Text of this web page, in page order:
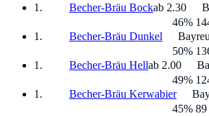
Becher-Bräu Bockab 2.30
46%
Becher-Bräu Dunkel
50%
Becher-Bräu Hellab 2.00
49%
Becher-Bräu Kerwabier
45% 89